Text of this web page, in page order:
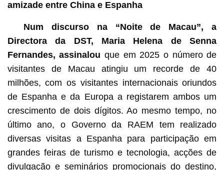
amizade entre China e Espanha
Num discurso na “Noite de Macau”, a
Directora da DST, Maria Helena de Senna
Fernandes, assinalou que em 2025 o número de
visitantes de Macau atingiu um recorde de 40
milhões, com os visitantes internacionais oriundos
de Espanha e da Europa a registarem ambos um
crescimento de dois dígitos. Ao mesmo tempo, no
último ano, o Governo da RAEM tem realizado
diversas visitas a Espanha para participação em
grandes feiras de turismo e tecnologia, acções de
divulgação e seminários promocionais do destino,